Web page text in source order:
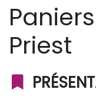
Priest